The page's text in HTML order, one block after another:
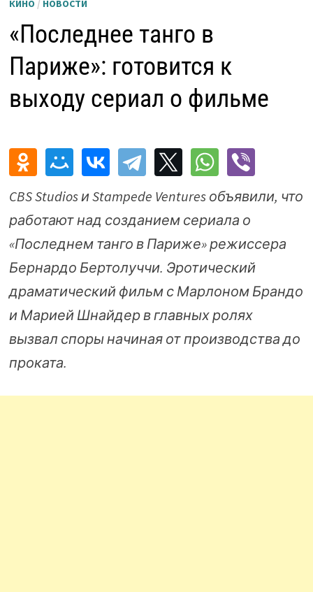
КИНО / НОВОСТИ
«Последнее танго в
Париже»: готовится к
выходу сериал о фильме
CBS Studios и Stampede Ventures объявили, что
работают над созданием сериала о
«Последнем танго в Париже» режиссера
Бернардо Бертолуччи. Эротический
драматический фильм с Марлоном Брандо
и Марией Шнайдер в главных ролях
вызвал споры начиная от производства до
проката.